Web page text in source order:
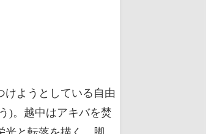
けようとしている自由
)。越中はアキバを焚